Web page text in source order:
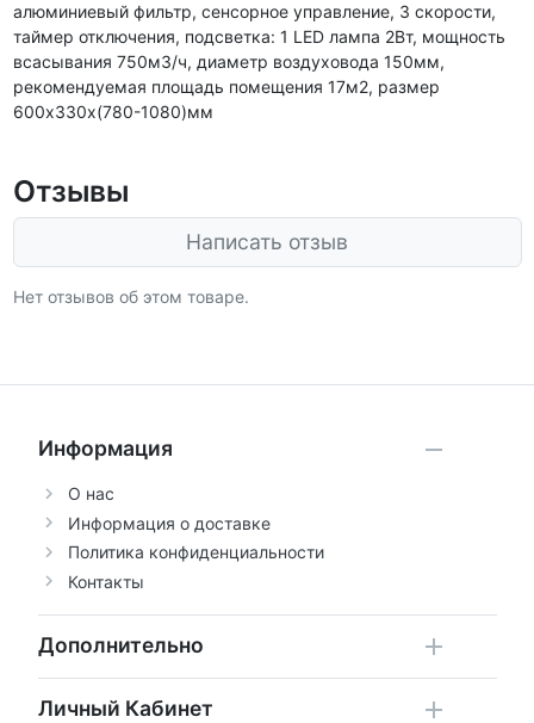
алюминиевый фильтр, сенсорное управление, 3 скорости,
таймер отключения, подсветка: 1 LED лампа 2Вт, мощность
всасывания 750м3/ч, диаметр воздуховода 150мм,
рекомендуемая площадь помещения 17м2, размер
600х330х(780-1080)мм
Отзывы
Написать отзыв
Нет отзывов об этом товаре.
Информация
О нас
Информация о доставке
Политика конфиденциальности
Контакты
Дополнительно
Личный Кабинет